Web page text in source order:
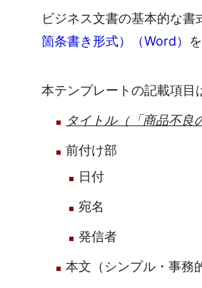
ビジネス文書の基本的な
箇条書き形式）（Word）
本テンプレートの記載項目
タイトル（「商品不良
前付け部
日付
宛名
発信者
本文（シンプル・事務